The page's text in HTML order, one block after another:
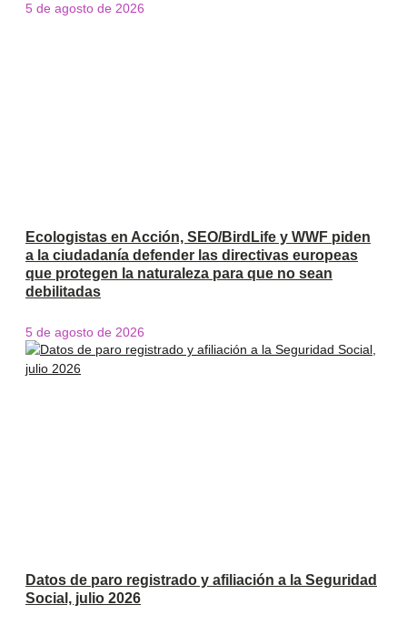
5 de agosto de 2026
Ecologistas en Acción, SEO/BirdLife y WWF piden
a la ciudadanía defender las directivas europeas
que protegen la naturaleza para que no sean
debilitadas
5 de agosto de 2026
Datos de paro registrado y afiliación a la Seguridad
Social, julio 2026